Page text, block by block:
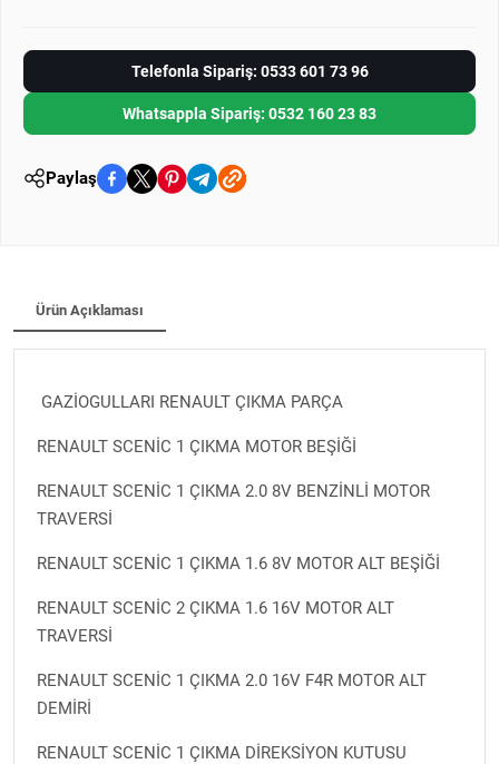
Telefonla Sipariş: 0533 601 73 96
Whatsappla Sipariş: 0532 160 23 83
Paylaş
Ürün Açıklaması
GAZİOGULLARI RENAULT ÇIKMA PARÇA
RENAULT SCENİC 1 ÇIKMA MOTOR BEŞİĞİ
RENAULT SCENİC 1 ÇIKMA 2.0 8V BENZİNLİ MOTOR
TRAVERSİ
RENAULT SCENİC 1 ÇIKMA 1.6 8V MOTOR ALT BEŞİĞİ
RENAULT SCENİC 2 ÇIKMA 1.6 16V MOTOR ALT
TRAVERSİ
RENAULT SCENİC 1 ÇIKMA 2.0 16V F4R MOTOR ALT
DEMİRİ
RENAULT SCENİC 1 ÇIKMA DİREKSİYON KUTUSU